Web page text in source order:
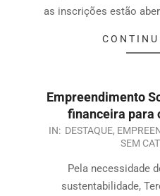
as inscrições estão
Empreendimento
financeira para
IN: DESTAQUE,
SEM
Pela necessidade
sustentabilidade,